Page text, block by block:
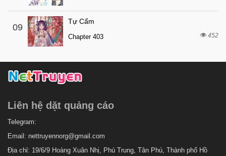
09
Tự Cẩm
Chapter 403 452
Liên hệ dặt quảng cáo
Telegram:
Email: nettruyennorg@gmail.com
Địa chỉ: 19/6/9 Hoàng Xuân Nhị, Phú Trung, Tân Phú, Thành phố Hồ